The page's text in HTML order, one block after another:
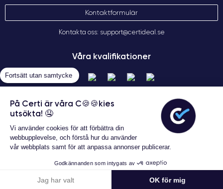
Konfigurera
Kontaktformulär
Kontakta oss: support@certideal.se
Våra kvalifikationer
Allmänna försäljningsvillkor
förbehållna
Fortsätt utan samtycke
På Certi är våra C🍪🍪kies
utsökta! 🤤
Vi använder cookies för att förbättra din
webbupplevelse, och förstå hur du använder
vår webbplats samt för att anpassa annonser publicerar.
Godkännanden som intygats av
Jag har valt OK för mig